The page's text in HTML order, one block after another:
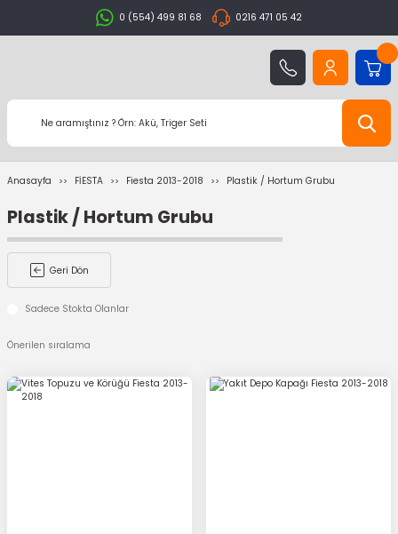
0 (554) 499 81 68 0216 471 05 42
Anasayfa FİESTA Fiesta 2013-2018 Plastik / Hortum Grubu
Plastik / Hortum Grubu
Geri Dön
Sadece Stokta Olanlar